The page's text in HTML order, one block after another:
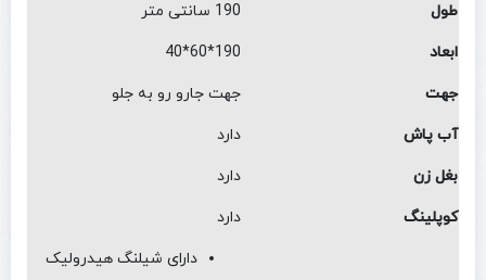
طول
190 سانتی متر
ابعاد
190*60*40
جهت
جهت جارو رو به جلو
آب پاش
دارد
بغل زن
دارد
کوپلینگ
دارد
دارای شیلنگ هیدرولیک